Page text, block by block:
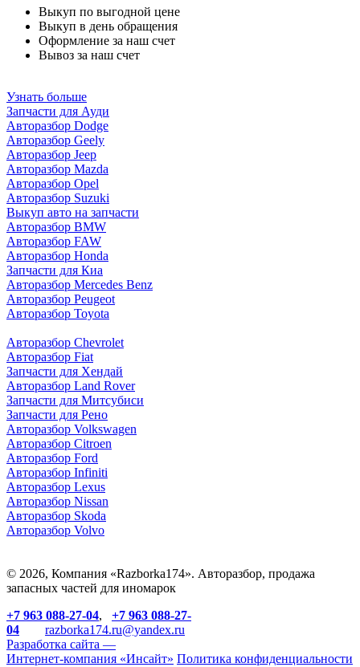
Выкуп по выгодной цене
Выкуп в день обращения
Оформление за наш счет
Вывоз за наш счет
Узнать больше
Запчасти для Ауди
Авторазбор Dodge
Авторазбор Geely
Авторазбор Jeep
Авторазбор Mazda
Авторазбор Opel
Авторазбор Suzuki
Выкуп авто на запчасти
Авторазбор BMW
Авторазбор FAW
Авторазбор Honda
Запчасти для Киа
Авторазбор Mercedes Benz
Авторазбор Peugeot
Авторазбор Toyota
Авторазбор Chevrolet
Авторазбор Fiat
Запчасти для Хендай
Авторазбор Land Rover
Запчасти для Митсубиси
Запчасти для Рено
Авторазбор Volkswagen
Авторазбор Citroen
Авторазбор Ford
Авторазбор Infiniti
Авторазбор Lexus
Авторазбор Nissan
Авторазбор Skoda
Авторазбор Volvo
© 2026, Компания «Razborka174». Авторазбор, продажа
запасных частей для иномарок
+7 963 088-27-04, +7 963 088-27-
04
razborka174.ru@yandex.ru
Разработка сайта —
Интернет-компания «Инсайт» Политика конфиденциальности